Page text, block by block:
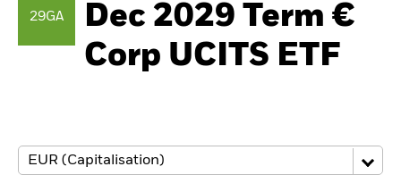
Change location
29GA
Dec 2029 Term €
Corp UCITS ETF